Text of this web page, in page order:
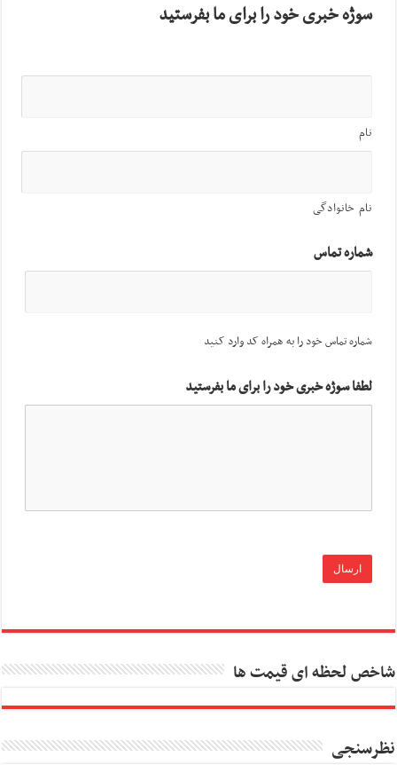
سوژه خبری خود را برای ما بفرستید
نام
نام خانوادگی
شماره تماس
شماره تماس خود را به همراه کد وارد کنید
لطفا سوژه خبری خود را برای ما بفرستید
شاخص لحظه ای قیمت ها
نظرسنجی